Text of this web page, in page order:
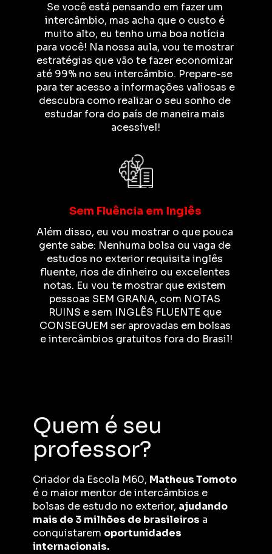
Sem Fluência em Inglês
Se você está pensando em fazer um
intercâmbio, mas acha que o custo é
muito alto, eu tenho uma boa notícia
para você! Na nossa aula, vou te mostrar
estratégias que vão te fazer economizar
até 99% no seu intercâmbio. Prepare-se
para ter acesso a informações valiosas e
descubra como realizar o seu sonho de
estudar fora do país de maneira mais
acessível!
Além disso, eu vou mostrar o que pouca
gente sabe: Nenhuma bolsa ou vaga de
estudos no exterior requisita inglês
fluente, rios de dinheiro ou excelentes
notas. Eu vou te mostrar que existem
pessoas SEM GRANA, com NOTAS
RUINS e sem INGLÊS FLUENTE que
CONSEGUEM ser aprovadas em bolsas
e intercâmbios gratuitos fora do Brasil!
Quem é seu
professor?
Criador da Escola M60, Matheus Tomoto
é o maior mentor de intercâmbios e
bolsas de estudo no exterior, ajudando
mais de 3 milhões de brasileiros a
conquistarem oportunidades
internacionais.